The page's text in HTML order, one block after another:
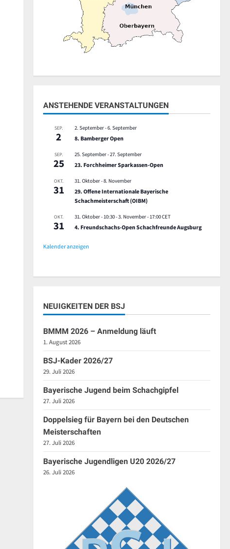
ANSTEHENDE VERANSTALTUNGEN
SEP.
2
2. September-6. September
8. Bamberger Open
SEP.
25
25. September-27. September
23. Forchheimer Sparkassen-Open
OKT.
31
31. Oktober-8. November
29. Offene Internationale Bayerische
Schachmeisterschaft (OIBM)
OKT.
31
31. Oktober - 10:30-3. November - 17:00CET
4. Freundschachs-Open Schachfreunde Augsburg
Kalender anzeigen
NEUIGKEITEN DER BSJ
BMMM 2026 – Anmeldung läuft
1. August 2026
BSJ-Kader 2026/27
29. Juli 2026
Bayerische Jugend beim Schachgipfel
27. Juli 2026
Doppelsieg für Bayern bei den Deutschen
Meisterschaften
27. Juli 2026
Bayerische Jugendligen U20 2026/27
26. Juli 2026